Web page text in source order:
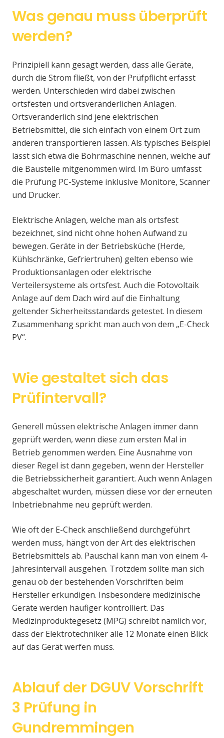
Was genau muss überprüft
werden?
Prinzipiell kann gesagt werden, dass alle Geräte,
durch die Strom fließt, von der Prüfpflicht erfasst
werden. Unterschieden wird dabei zwischen
ortsfesten und ortsveränderlichen Anlagen.
Ortsveränderlich sind jene elektrischen
Betriebsmittel, die sich einfach von einem Ort zum
anderen transportieren lassen. Als typisches Beispiel
lässt sich etwa die Bohrmaschine nennen, welche auf
die Baustelle mitgenommen wird. Im Büro umfasst
die Prüfung PC-Systeme inklusive Monitore, Scanner
und Drucker.
Elektrische Anlagen, welche man als ortsfest
bezeichnet, sind nicht ohne hohen Aufwand zu
bewegen. Geräte in der Betriebsküche (Herde,
Kühlschränke, Gefriertruhen) gelten ebenso wie
Produktionsanlagen oder elektrische
Verteilersysteme als ortsfest. Auch die Fotovoltaik
Anlage auf dem Dach wird auf die Einhaltung
geltender Sicherheitsstandards getestet. In diesem
Zusammenhang spricht man auch von dem „E-Check
PV“.
Wie gestaltet sich das
Prüfintervall?
Generell müssen elektrische Anlagen immer dann
geprüft werden, wenn diese zum ersten Mal in
Betrieb genommen werden. Eine Ausnahme von
dieser Regel ist dann gegeben, wenn der Hersteller
die Betriebssicherheit garantiert. Auch wenn Anlagen
abgeschaltet wurden, müssen diese vor der erneuten
Inbetriebnahme neu geprüft werden.
Wie oft der E-Check anschließend durchgeführt
werden muss, hängt von der Art des elektrischen
Betriebsmittels ab. Pauschal kann man von einem 4-
Jahresintervall ausgehen. Trotzdem sollte man sich
genau ob der bestehenden Vorschriften beim
Hersteller erkundigen. Insbesondere medizinische
Geräte werden häufiger kontrolliert. Das
Medizinproduktegesetz (MPG) schreibt nämlich vor,
dass der Elektrotechniker alle 12 Monate einen Blick
auf das Gerät werfen muss.
Ablauf der DGUV Vorschrift
3 Prüfung in
Gundremmingen